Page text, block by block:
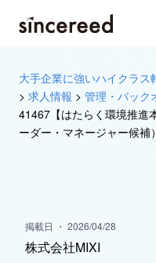
大手企業に強いハイクラス
> 求人情報 > 管理・バック
41467【はたらく環境推進
ーダー・マネージャー候補
掲載日 ・ 2026/04/28
株式会社MIXI